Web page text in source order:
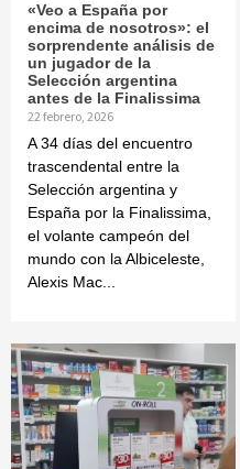
«Veo a España por
encima de nosotros»: el
sorprendente análisis de
un jugador de la
Selección argentina
antes de la Finalissima
22 febrero, 2026
A 34 días del encuentro
trascendental entre la
Selección argentina y
España por la Finalissima,
el volante campeón del
mundo con la Albiceleste,
Alexis Mac...